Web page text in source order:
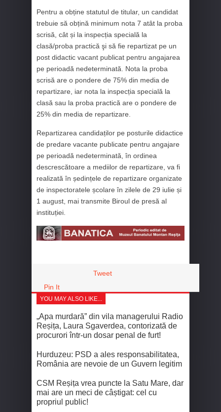
Pentru a obține statutul de titular, un candidat
trebuie să obțină minimum nota 7 atât la proba
scrisă, cât și la inspecția specială la
clasă/proba practică şi să fie repartizat pe un
post didactic vacant publicat pentru angajarea
pe perioadă nedeterminată. Nota la proba
scrisă are o pondere de 75% din media de
repartizare, iar nota la inspecția specială la
clasă sau la proba practică are o pondere de
25% din media de repartizare.
Repartizarea candidaților pe posturile didactice
de predare vacante publicate pentru angajare
pe perioadă nedeterminată, în ordinea
descrescătoare a mediilor de repartizare, va fi
realizată în ședințele de repartizare organizate
de inspectoratele școlare în zilele de 29 iulie și
1 august, mai transmite Biroul de presă al
instituției.
Tweet
Pin It
YOU MAY ALSO LIKE...
„Apa murdară” din vila managerului Radio
Reșița, Laura Sgaverdea, contorizată de
procurori într-un dosar penal de furt!
Hurduzeu: PSD a ales responsabilitatea,
România are nevoie de un Guvern legitim
CSM Reșița vrea puncte la Satu Mare, dar
mai are un meci de câștigat: cel cu
propriul public!